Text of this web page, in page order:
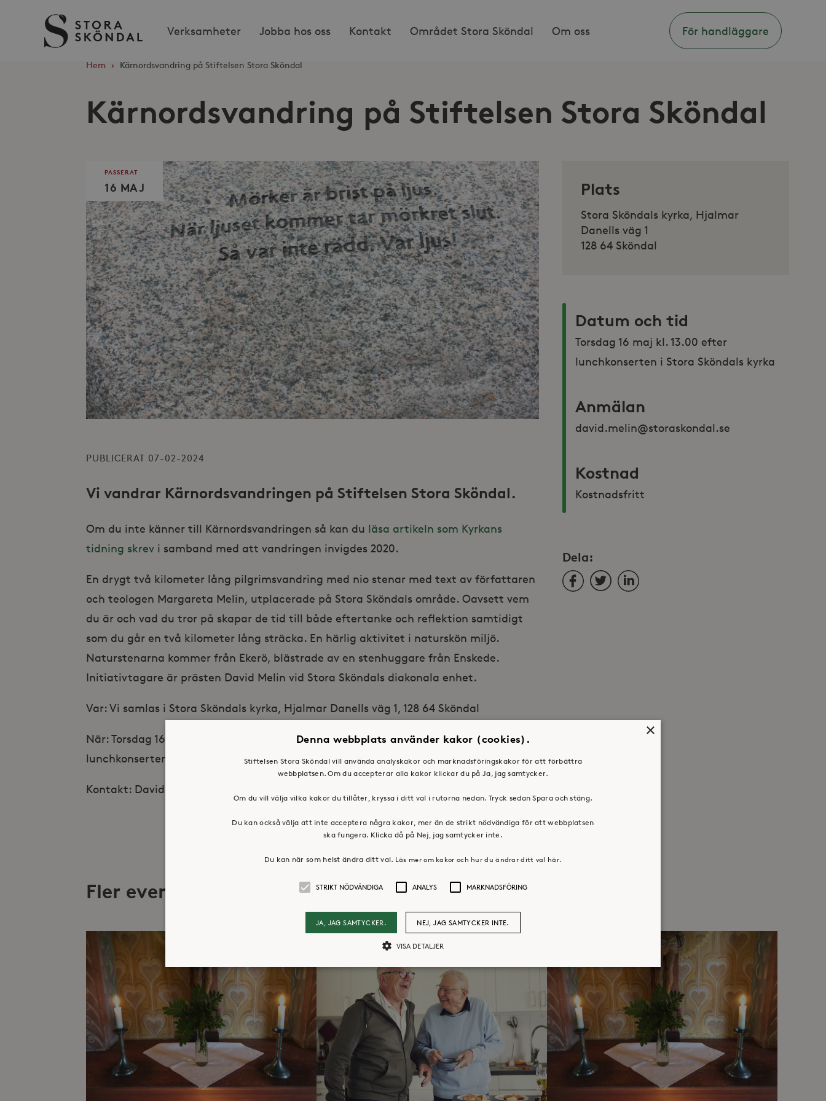
Stora
Sköndal
Verksamheter Jobba hos oss Kontakt Området Stora Sköndal Om oss För handläggare
Hem › Kärnordsvandring på Stiftelsen Stora Sköndal
Kärnordsvandring på Stiftelsen Stora Sköndal
PASSERAT
16 MAJ
PUBLICERAT 07-02-2024
Vi vandrar Kärnordsvandringen på Stiftelsen Stora Sköndal.
Om du inte känner till Kärnordsvandringen så kan du läsa artikeln som Kyrkans
tidning skrev i samband med att vandringen invigdes 2020.
En drygt två kilometer lång pilgrimsvandring med nio stenar med text av författaren
och teologen Margareta Melin, utplacerade på Stora Sköndals område. Oavsett vem
du är och vad du tror på skapar de tid till både eftertanke och reflektion samtidigt
som du går en två kilometer lång sträcka. En härlig aktivitet i naturskön miljö.
Naturstenarna kommer från Ekerö, blästrade av en stenhuggare från Enskede.
Initiativtagare är prästen David Melin vid Stora Sköndals diakonala enhet.
Var: Vi samlas i Stora Sköndals kyrka, Hjalmar Danells väg 1, 128 64 Sköndal
När: Torsdag 16/5 Kl. 13.00 efter lunchkonserten i Stora Sköndals kyrka,
lunchkonserten startar Kl. 12.15
Kontakt: David Melin, david.melin@storaskondal.se, 08 – 632 31 17
Plats
Stora Sköndals kyrka, Hjalmar
Danells väg 1
128 64 Sköndal
Datum och tid
Torsdag 16 maj kl. 13.00 efter
lunchkonserten i Stora Sköndals kyrka
Anmälan
david.melin@storaskondal.se
Kostnad
Kostnadsfritt
Dela:
Facebook
TwitterLinkedIn
Fler evenemang
×
Denna webbplats använder kakor (cookies).
Stiftelsen Stora Sköndal vill använda analyskakor och marknadsföringskakor för att förbättra
webbplatsen. Om du accepterar alla kakor klickar du på Ja, jag samtycker.
Om du vill välja vilka kakor du tillåter, kryssa i ditt val i rutorna nedan. Tryck sedan Spara och stäng.
Du kan också välja att inte acceptera några kakor, mer än de strikt nödvändiga för att webbplatsen
ska fungera. Klicka då på Nej, jag samtycker inte.
Du kan när som helst ändra ditt val. Läs mer om kakor och hur du ändrar ditt val här.
STRIKT NÖDVÄNDIGA ANALYS MARKNADSFÖRING
JA, JAG SAMTYCKER. NEJ, JAG SAMTYCKER INTE.
VISA DETALJER
Strikt nödvändiga Analys Marknadsföring
Strikt nödvändiga kakor tillåter kärnwebbplatsfunktioner som användarinloggning och kontohantering. Webbplatsen kan inte användas
ordentligt utan strikt nödvändiga cookies.
Namn
Leverantör /
Domän
Beskrivning
_hjFirstSeen
Hotjar Ltd
.storaskondal.se
minuter
Cookien är inställd så att Hotjar kan spåra början av användarens resa för
ett totalt antal sessioner. Den innehåller ingen identifierbar information.
Hotjar Ltd
30
Cookien är inställd så att Hotjar kan spåra början av användarens resa för